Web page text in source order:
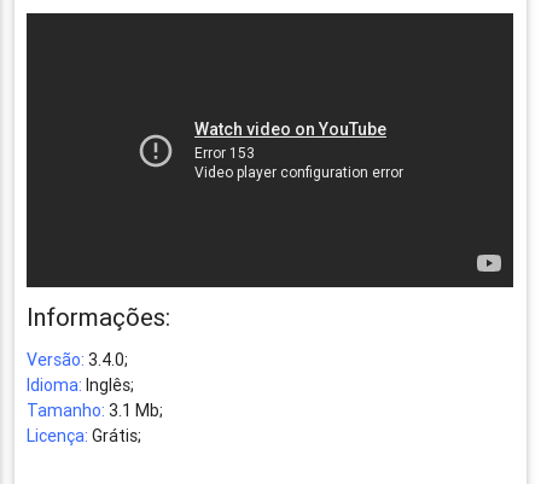
Informações:
Versão: 3.4.0;
Idioma: Inglês;
Tamanho: 3.1 Mb;
Licença: Grátis;